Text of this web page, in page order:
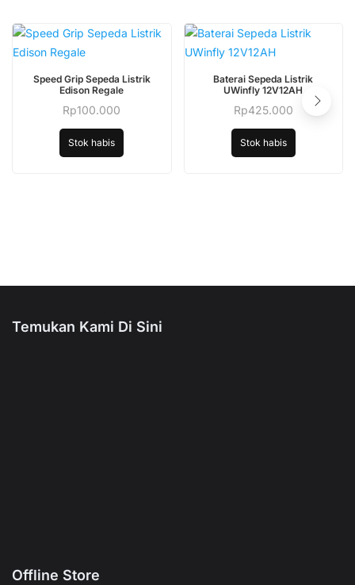
Speed Grip Sepeda Listrik
Edison Regale
Rp100.000
Stok habis
Baterai Sepeda Listrik
UWinfly 12V12AH
Rp425.000
Stok habis
Temukan Kami Di Sini
Offline Store